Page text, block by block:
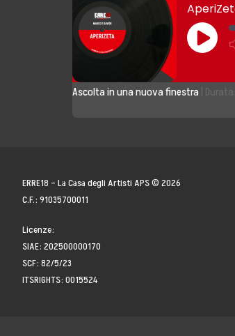
Play
Episode
Ascolta in una nuova finestra
ERRE18 – La Casa degli Artisti APS © 2026
C.F.: 91035700011
Licenze:
SIAE: 202500000170
SCF: 82/5/23
ITSRIGHTS: 0015524